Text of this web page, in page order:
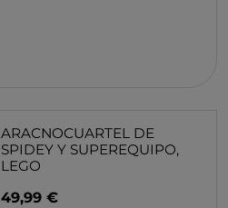
ARACNOCUARTEL DE
SPIDEY Y SUPEREQUIPO,
LEGO
49,99 €